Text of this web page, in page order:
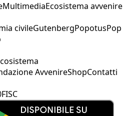
MultimediaEcosistema avvenire
civileGutenbergPopotusPop
AvvenireShopContatti
FISC